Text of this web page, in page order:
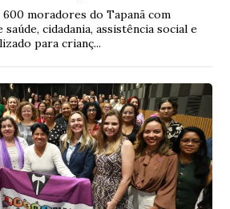
moradores do Tapanã com
cidadania, assistência social e
para crianç...